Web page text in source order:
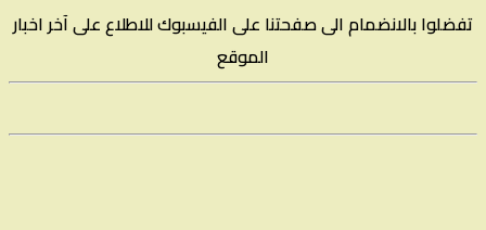
تفضلوا بالانضمام الى صفحتنا على الفيسبوك للاطلاع على آخر اخبار
الموقع